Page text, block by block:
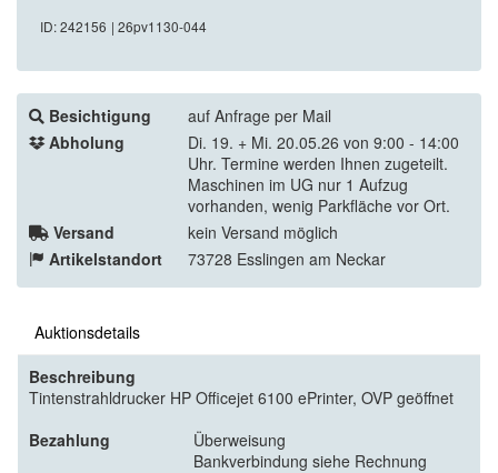
ID: 242156 | 26pv1130-044
Besichtigung
auf Anfrage per Mail
Abholung
Di. 19. + Mi. 20.05.26 von 9:00 - 14:00
Uhr. Termine werden Ihnen zugeteilt.
Maschinen im UG nur 1 Aufzug
vorhanden, wenig Parkfläche vor Ort.
Versand
kein Versand möglich
Artikelstandort
73728 Esslingen am Neckar
Auktionsdetails
Beschreibung
Tintenstrahldrucker HP Officejet 6100 ePrinter, OVP geöffnet
Bezahlung
Überweisung
Bankverbindung siehe Rechnung